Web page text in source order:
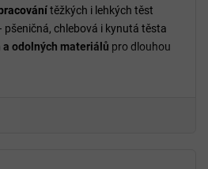
těžkých i lehkých těst
pšeničná, chlebová i kynutá těsta
a odolných materiálů pro dlouhou